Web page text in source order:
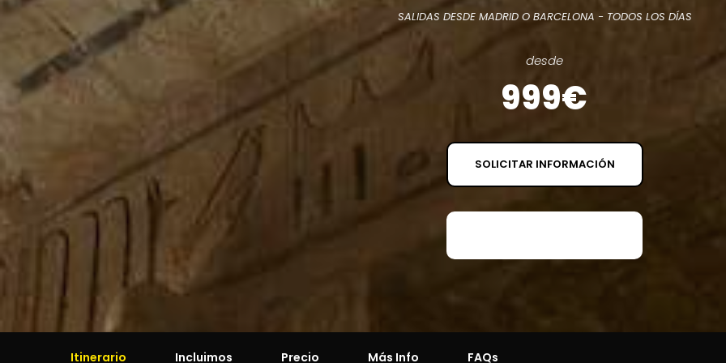
SALIDAS DESDE MADRID O BARCELONA - TODOS LOS DÍAS
desde
999€
SOLICITAR INFORMACIÓN
Itinerario Incluimos Precio Más Info FAQs